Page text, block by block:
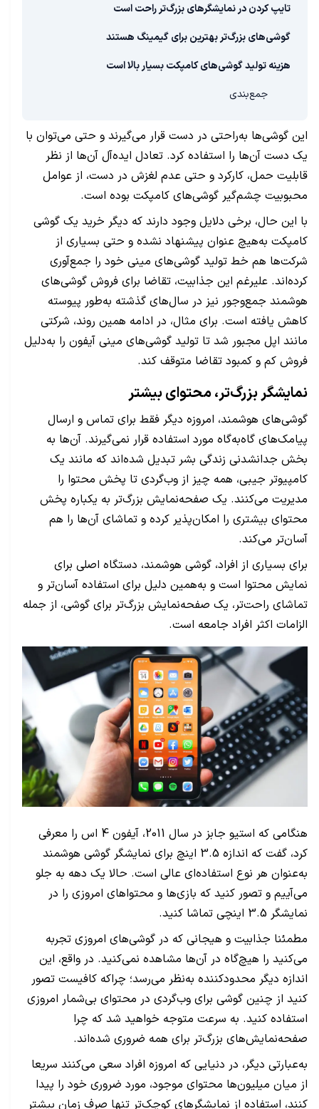
تایپ کردن در نمایشگرهای بزرگ‌تر راحت است
گوشی‌های بزرگ‌تر بهترین برای گیمینگ هستند
هزینه تولید گوشی‌های کامپکت بسیار بالا است
جمع‌بندی
این گوشی‌ها به‌راحتی در دست قرار می‌گیرند و حتی می‌توان با
یک دست آن‌ها را استفاده کرد. تعادل ایده‌آل آن‌ها از نظر
قابلیت حمل، کارکرد و حتی عدم لغزش در دست، از عوامل
محبوبیت چشم‌گیر گوشی‌های کامپکت بوده است.
با این حال، برخی دلایل وجود دارند که دیگر خرید یک گوشی
کامپکت به‌هیچ عنوان پیشنهاد نشده و حتی بسیاری از
شرکت‌ها هم خط تولید گوشی‌های مینی خود را جمع‌آوری
کرده‌اند. علیرغم این جذابیت، تقاضا برای فروش گوشی‌های
هوشمند جمع‌وجور نیز در سال‌های گذشته به‌طور پیوسته
کاهش یافته است. برای مثال، در ادامه همین روند، شرکتی
مانند اپل مجبور شد تا تولید گوشی‌های مینی آیفون را به‌دلیل
فروش کم و کمبود تقاضا متوقف کند.
نمایشگر بزرگ‌تر، محتوای بیشتر
گوشی‌های هوشمند، امروزه دیگر فقط برای تماس و ارسال
پیامک‌های گاه‌به‌گاه مورد استفاده قرار نمی‌گیرند. آن‌ها به
بخش جدانشدنی زندگی بشر تبدیل شده‌اند که مانند یک
کامپیوتر جیبی، همه چیز از وب‌گردی تا پخش محتوا را
مدیریت می‌کنند. یک صفحه‌نمایش بزرگ‌تر به یکباره پخش
محتوای بیشتری را امکان‌پذیر کرده و تماشای آن‌ها را هم
آسان‌تر می‌کند.
برای بسیاری از افراد، گوشی هوشمند، دستگاه اصلی برای
نمایش محتوا است و به‌همین دلیل برای استفاده آسان‌تر و
تماشای راحت‌تر، یک صفحه‌نمایش بزرگ‌تر برای گوشی، از جمله
الزامات اکثر افراد جامعه است.
هنگامی که استیو جابز در سال 2011، آیفون 4 اس را معرفی
کرد، گفت که اندازه 3.5 اینچ برای نمایشگر گوشی هوشمند
به‌عنوان هر نوع استفاده‌ای عالی است. حالا یک دهه به جلو
می‌آییم و تصور کنید که بازی‌ها و محتواهای امروزی را در
نمایشگر 3.5 اینچی تماشا کنید.
مطمئنا جذابیت و هیجانی که در گوشی‌های امروزی تجربه
می‌کنید را هیچ‌گاه در آن‌ها مشاهده نمی‌کنید. در واقع، این
اندازه دیگر محدودکننده به‌نظر می‌رسد؛ چراکه کافیست تصور
کنید از چنین گوشی برای وب‌گردی در محتوای بی‌شمار امروزی
استفاده کنید. به سرعت متوجه خواهید شد که چرا
صفحه‌نمایش‌های بزرگ‌تر برای همه ضروری شده‌اند.
به‌عبارتی دیگر، در دنیایی که امروزه افراد سعی می‌کنند سریعا
از میان میلیون‌ها محتوای موجود، مورد ضروری خود را پیدا
کنند، استفاده از نمایشگرهای کوچک‌تر تنها صرف زمان بیشتر